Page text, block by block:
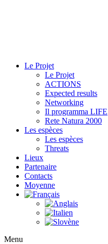
Le Projet
Le Projet
ACTIONS
Expected results
Networking
Il programma LIFE
Rete Natura 2000
Les espèces
Les espèces
Threats
Lieux
Partenaire
Contacts
Moyenne
Menu